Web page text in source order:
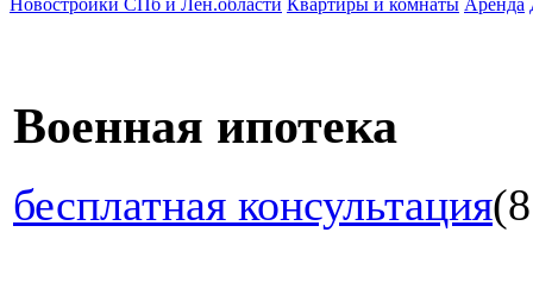
Военная ипотека
бесплатная консультация